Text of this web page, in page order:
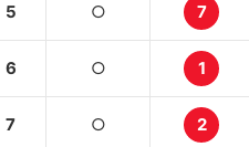
5 ○ 7
6 ○ 1
7 ○ 2